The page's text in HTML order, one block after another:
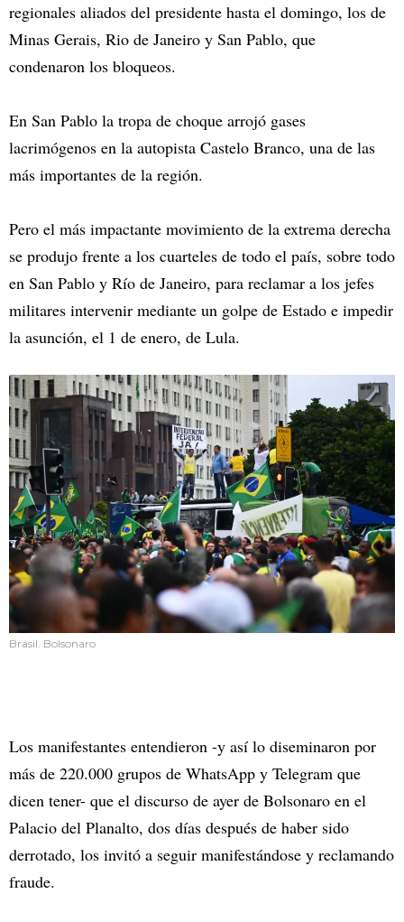
regionales aliados del presidente hasta el domingo, los de
Minas Gerais, Rio de Janeiro y San Pablo, que
condenaron los bloqueos.
En San Pablo la tropa de choque arrojó gases
lacrimógenos en la autopista Castelo Branco, una de las
más importantes de la región.
Pero el más impactante movimiento de la extrema derecha
se produjo frente a los cuarteles de todo el país, sobre todo
en San Pablo y Río de Janeiro, para reclamar a los jefes
militares intervenir mediante un golpe de Estado e impedir
la asunción, el 1 de enero, de Lula.
Brasil. Bolsonaro
Los manifestantes entendieron -y así lo diseminaron por
más de 220.000 grupos de WhatsApp y Telegram que
dicen tener- que el discurso de ayer de Bolsonaro en el
Palacio del Planalto, dos días después de haber sido
derrotado, los invitó a seguir manifestándose y reclamando
fraude.